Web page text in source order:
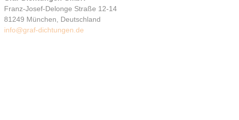
Franz-Josef-Delonge Straße 12-14
81249 München, Deutschland
info@graf-dichtungen.de